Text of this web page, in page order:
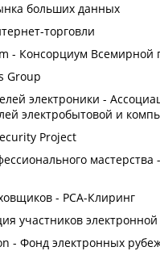
больших данных
торговли
- Консорциум Всемирной
Group
электроники -
электробытовой и
Project
мастерства
- РСА-Клиринг
участников электронной
- Фонд электронных